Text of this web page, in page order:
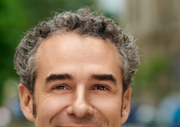
Didactique des sciences – processus
d’enquête et culture scientifique
Éducation en milieu minoritaire –
construction identitaire et conscience
critique
Technologies éducatives – ludification et
programmation pédagogique
La langue dans toutes les matières –
environnement discursif et langage
scientifique